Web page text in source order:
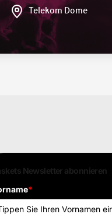
Telekom Dome
Newsletter abonnieren
*